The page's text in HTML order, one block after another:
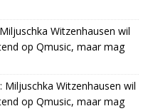
Witzenhausen wil
op Qmusic, maar mag
Miljuschka Witzenhausen wil
op Qmusic, maar mag